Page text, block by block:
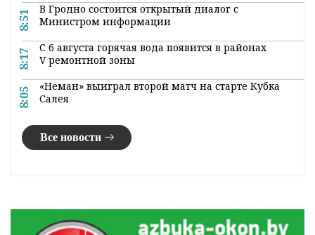
8:51
В Гродно состоится открытый диалог с
Министром информации
8:17
С 6 августа горячая вода появится в районах
V ремонтной зоны
8:05
«Неман» выиграл второй матч на старте Кубка
Салея
Все новости